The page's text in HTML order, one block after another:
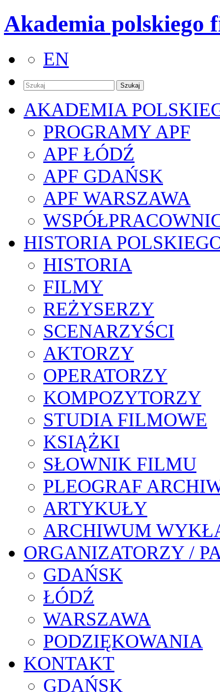
Akademia polskiego
EN
AKADEMIA
PROGRAMY APF
APF ŁÓDŹ
APF GDAŃSK
APF WARSZAWA
HISTORIA
HISTORIA
FILMY
REŻYSERZY
SCENARZYŚCI
AKTORZY
OPERATORZY
KOMPOZYTORZY
STUDIA FILMOWE
KSIĄŻKI
SŁOWNIK FILMU
PLEOGRAF
ARTYKUŁY
ARCHIWUM
ORGANIZATORZY /
GDAŃSK
ŁÓDŹ
WARSZAWA
PODZIĘKOWANIA
KONTAKT
GDAŃSK